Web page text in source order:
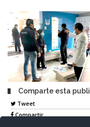
Comparte esta
Tweet
Compartir